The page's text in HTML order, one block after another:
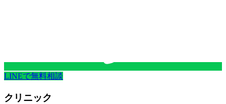
LINEで無料相談
クリニック